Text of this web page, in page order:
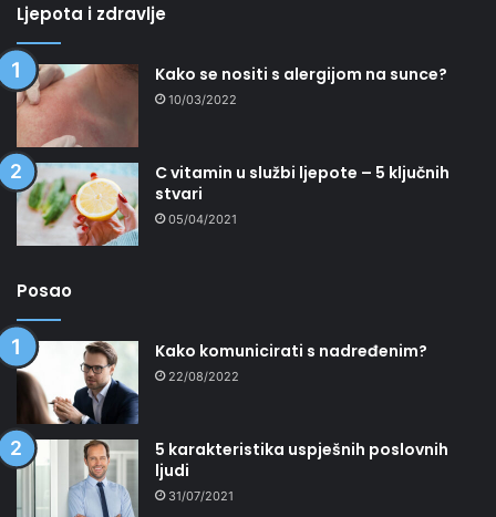
Ljepota i zdravlje
Kako se nositi s alergijom na sunce?
10/03/2022
C vitamin u službi ljepote – 5 ključnih
stvari
05/04/2021
Posao
Kako komunicirati s nadređenim?
22/08/2022
5 karakteristika uspješnih poslovnih
ljudi
31/07/2021